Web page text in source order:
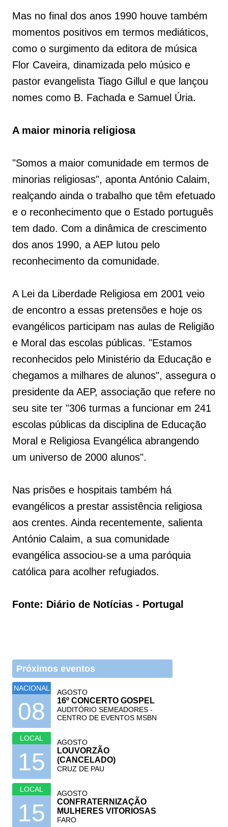
Mas no final dos anos 1990 houve também
momentos positivos em termos mediáticos,
como o surgimento da editora de música
Flor Caveira, dinamizada pelo músico e
pastor evangelista Tiago Gillul e que lançou
nomes como B. Fachada e Samuel Úria.
A maior minoria religiosa
"Somos a maior comunidade em termos de
minorias religiosas", aponta António Calaim,
realçando ainda o trabalho que têm efetuado
e o reconhecimento que o Estado português
tem dado. Com a dinâmica de crescimento
dos anos 1990, a AEP lutou pelo
reconhecimento da comunidade.
A Lei da Liberdade Religiosa em 2001 veio
de encontro a essas pretensões e hoje os
evangélicos participam nas aulas de Religião
e Moral das escolas públicas. "Estamos
reconhecidos pelo Ministério da Educação e
chegamos a milhares de alunos", assegura o
presidente da AEP, associação que refere no
seu site ter "306 turmas a funcionar em 241
escolas públicas da disciplina de Educação
Moral e Religiosa Evangélica abrangendo
um universo de 2000 alunos".
Nas prisões e hospitais também há
evangélicos a prestar assistência religiosa
aos crentes. Ainda recentemente, salienta
António Calaim, a sua comunidade
evangélica associou-se a uma paróquia
católica para acolher refugiados.
Fonte: Diário de Notícias - Portugal
Próximos eventos
NACIONAL
08
AGOSTO
16º CONCERTO GOSPEL
AUDITÓRIO SEMEADORES -
CENTRO DE EVENTOS MSBN
LOCAL
15
AGOSTO
LOUVORZÃO
(CANCELADO)
CRUZ DE PAU
LOCAL
15
AGOSTO
CONFRATERNIZAÇÃO
MULHERES VITORIOSAS
FARO